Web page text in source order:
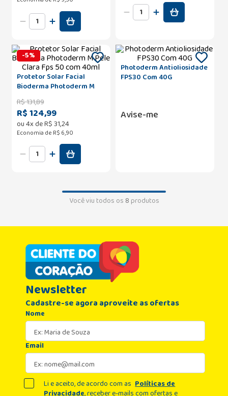
-5%
Protetor Solar Facial
Bioderma Photoderm M
Pele Clara Fps 50 com
40ml
R$131,89
R$ 124,99
ou4x deR$31,24
Economia de R$ 6,90
Photoderm Antioliosidade
FPS30 Com 40G
Avise-me
Você viu todos os 8produtos
Newsletter
Cadastre-se agora aproveite as ofertas
Nome
Email
Li e aceito, de acordo com as Políticas de
Privacidade, receber e-mails com ofertas e